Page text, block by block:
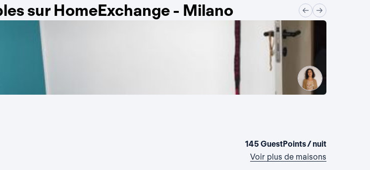
sur HomeExchange - Milano
145 GuestPoints / nuit
Voir plus de maisons